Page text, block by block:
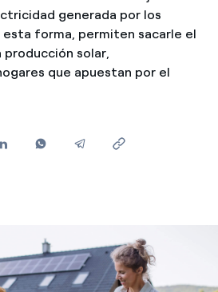
y valle: qué son, cuándo aplican
oferta para cambiar de
y Pymes
generada por los
esta forma, permiten sacarle el
producción solar,
que apuestan por el